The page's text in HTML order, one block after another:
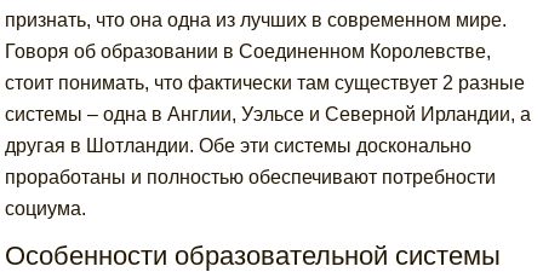
признать, что она одна из лучших в современном мире.
Говоря об образовании в Соединенном Королевстве,
стоит понимать, что фактически там существует 2 разные
системы – одна в Англии, Уэльсе и Северной Ирландии, а
другая в Шотландии. Обе эти системы досконально
проработаны и полностью обеспечивают потребности
социума.
Особенности образовательной системы